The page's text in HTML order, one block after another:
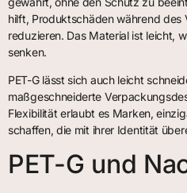
hilft, Produktschäden während
reduzieren. Das Material ist leicht,
senken.
PET-G lässt sich auch leicht
maßgeschneiderte
Flexibilität erlaubt es Marken,
schaffen, die mit ihrer Identität
PET-G und